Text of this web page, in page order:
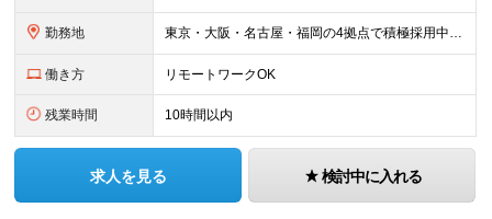
勤務地 東京・大阪・名古屋・福岡の4拠点で積極採用中。 ※転居を伴う転勤はなし。U・Iターン大歓迎！ ※本社または各拠点近郊のプロジェクト先での勤務となります。 ※プロジェクトにより、フルリモート相談可 【
働き方 リモートワークOK
残業時間 10時間以内
求人を見る 検討中に入れる